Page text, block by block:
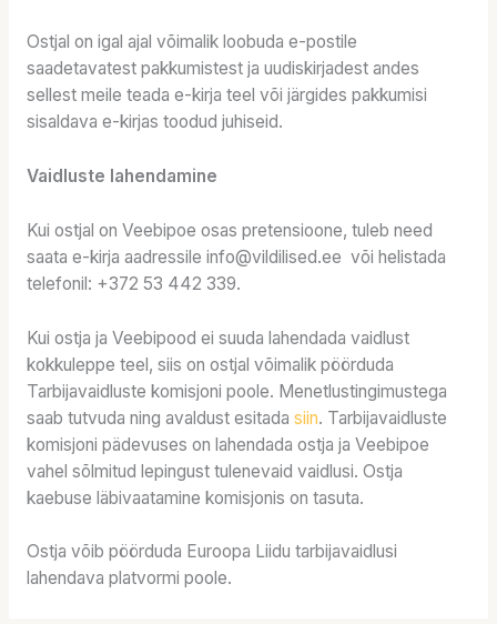
Ostjal on igal ajal võimalik loobuda e-postile
saadetavatest pakkumistest ja uudiskirjadest andes
sellest meile teada e-kirja teel või järgides pakkumisi
sisaldava e-kirjas toodud juhiseid.
Vaidluste lahendamine
Kui ostjal on Veebipoe osas pretensioone, tuleb need
saata e-kirja aadressile info@vildilised.ee või helistada
telefonil: +372 53 442 339.
Kui ostja ja Veebipood ei suuda lahendada vaidlust
kokkuleppe teel, siis on ostjal võimalik pöörduda
Tarbijavaidluste komisjoni poole. Menetlustingimustega
saab tutvuda ning avaldust esitada siin. Tarbijavaidluste
komisjoni pädevuses on lahendada ostja ja Veebipoe
vahel sõlmitud lepingust tulenevaid vaidlusi. Ostja
kaebuse läbivaatamine komisjonis on tasuta.
Ostja võib pöörduda Euroopa Liidu tarbijavaidlusi
lahendava platvormi poole.